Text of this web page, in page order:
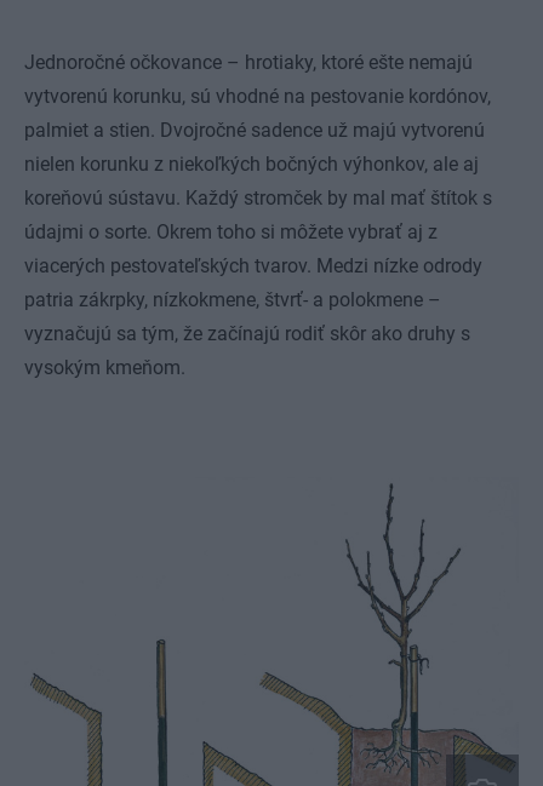
Jednoročné očkovance – hrotiaky, ktoré ešte nemajú
vytvorenú korunku, sú vhodné na pestovanie kordónov,
palmiet a stien. Dvojročné sadence už majú vytvorenú
nielen korunku z niekoľkých bočných výhonkov, ale aj
koreňovú sústavu. Každý stromček by mal mať štítok s
údajmi o sorte. Okrem toho si môžete vybrať aj z
viacerých pestovateľských tvarov. Medzi nízke odrody
patria zákrpky, nízkokmene, štvrť- a polokmene –
vyznačujú sa tým, že začínajú rodiť skôr ako druhy s
vysokým kmeňom.